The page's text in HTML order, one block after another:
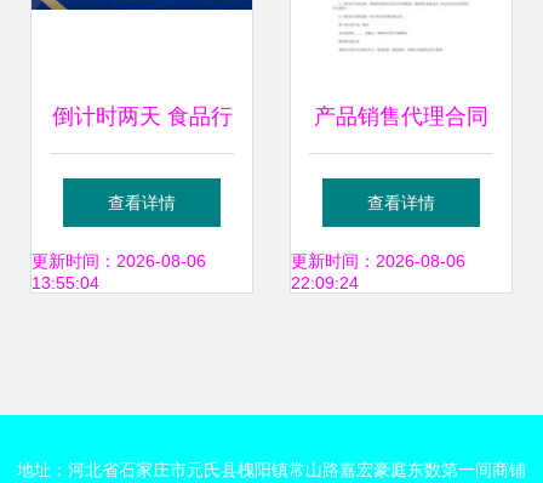
倒计时两天 食品行
业盛会将启，汇聚
百强品牌见证新机
查看详情
更新时间：2026-08-06
13:55:04
产品销售代理合同
范本大全精选17篇
免费阅读与解析实
查看详情
更新时间：2026-08-06
22:09:24
地址：河北省石家庄市元氏县槐阳镇常山路嘉宏豪庭东数第一间商铺